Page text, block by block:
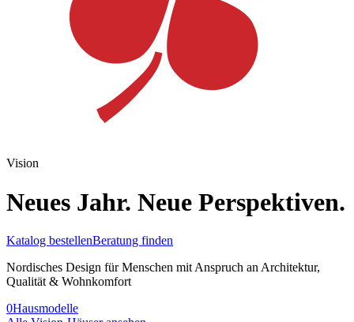
Vision
Neues Jahr. Neue Perspektiven.
Katalog bestellenBeratung finden
Nordisches Design für Menschen mit Anspruch an Architektur,
Qualität & Wohnkomfort
0Hausmodelle